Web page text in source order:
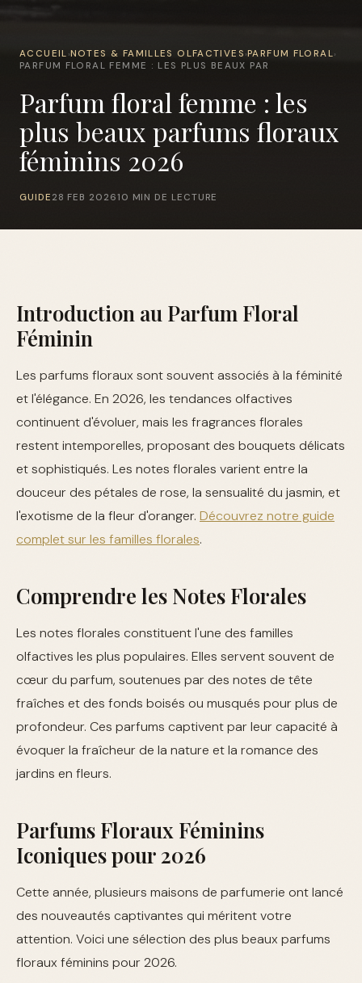
ACCUEIL ›NOTES & FAMILLES OLFACTIVES ›PARFUM FLORAL›
PARFUM FLORAL FEMME : LES PLUS BEAUX PAR
Parfum floral femme : les
plus beaux parfums floraux
féminins 2026
GUIDE 28 FEB 202610 MIN DE LECTURE
Introduction au Parfum Floral
Féminin
Les parfums floraux sont souvent associés à la féminité
et l'élégance. En 2026, les tendances olfactives
continuent d'évoluer, mais les fragrances florales
restent intemporelles, proposant des bouquets délicats
et sophistiqués. Les notes florales varient entre la
douceur des pétales de rose, la sensualité du jasmin, et
l'exotisme de la fleur d'oranger. Découvrez notre guide
complet sur les familles florales.
Comprendre les Notes Florales
Les notes florales constituent l'une des familles
olfactives les plus populaires. Elles servent souvent de
cœur du parfum, soutenues par des notes de tête
fraîches et des fonds boisés ou musqués pour plus de
profondeur. Ces parfums captivent par leur capacité à
évoquer la fraîcheur de la nature et la romance des
jardins en fleurs.
Parfums Floraux Féminins
Iconiques pour 2026
Cette année, plusieurs maisons de parfumerie ont lancé
des nouveautés captivantes qui méritent votre
attention. Voici une sélection des plus beaux parfums
floraux féminins pour 2026.